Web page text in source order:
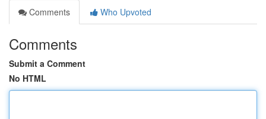
Comments
Who Upvoted
Comments
Submit a Comment
No HTML